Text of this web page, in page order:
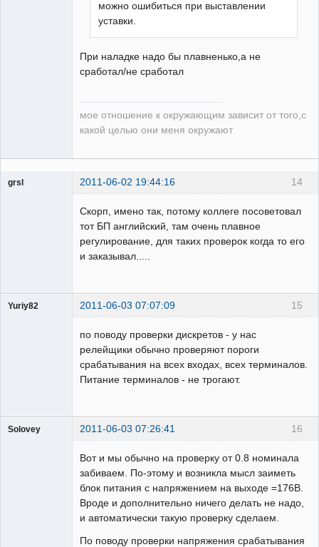
можно ошибиться при выставлении
уставки.
При наладке надо бы плавненько,а не
сработал/не сработал
мое отношение к окружающим зависит от того,с
какой целью они меня окружают
14
grsl 2011-06-02 19:44:16
Скорп, имено так, потому коллеге посоветовал
тот БП английский, там очень плавное
регулирование, для таких проверок когда то его
и заказывал.....
15
Yuriy82 2011-06-03 07:07:09
по поводу проверки дискретов - у нас
релейщики обычно проверяют пороги
срабатывания на всех входах, всех терминалов.
Питание терминалов - не трогают.
16
Solovey 2011-06-03 07:26:41
Вот и мы обычно на проверку от 0.8 номинала
забиваем. По-этому и возникла мысл заиметь
блок питания с напряжением на выходе =176В.
Вроде и дополнительно ничего делать не надо,
и автоматически такую проверку сделаем.
По поводу проверки напряжения срабатывания